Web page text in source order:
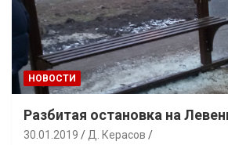
НОВОСТИ
Разбитая остановка на
30.01.2019 Д. Керасов